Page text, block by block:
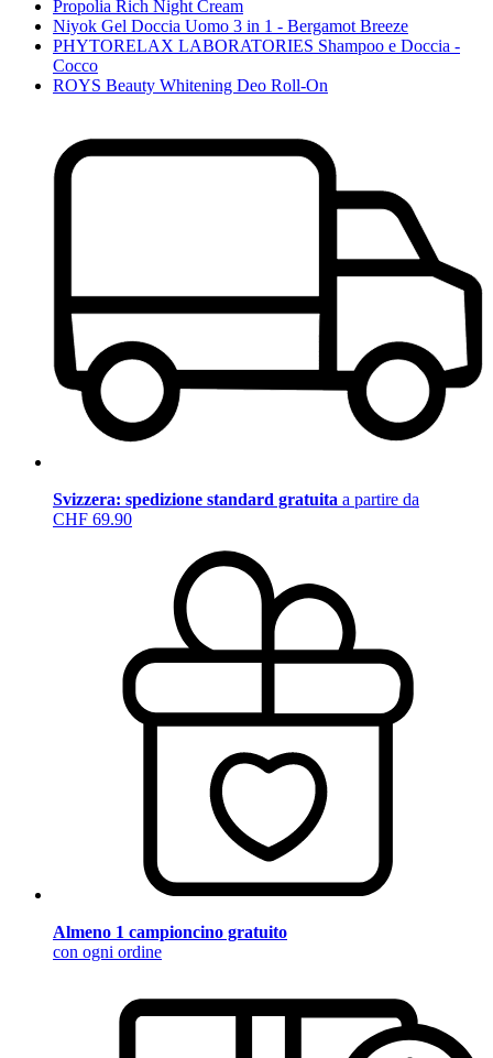
Propolia Rich Night Cream
Niyok Gel Doccia Uomo 3 in 1 - Bergamot Breeze
PHYTORELAX LABORATORIES Shampoo e Doccia -
Cocco
ROYS Beauty Whitening Deo Roll-On
Svizzera: spedizione standard gratuita a partire da
CHF 69.90
Almeno 1 campioncino gratuito
con ogni ordine